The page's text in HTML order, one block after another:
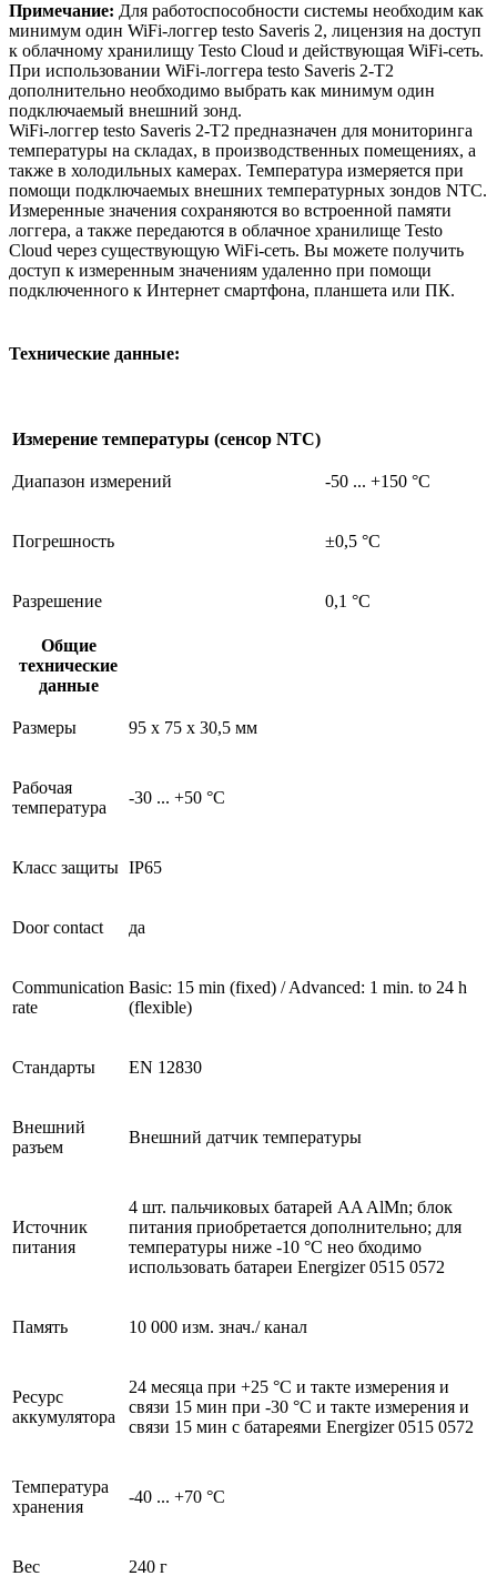
Примечание: Для работоспособности системы необходим как
минимум один WiFi-логгер testo Saveris 2, лицензия на доступ
к облачному хранилищу Testo Cloud и действующая WiFi-сеть.
При использовании WiFi-логгера testo Saveris 2-Т2
дополнительно необходимо выбрать как минимум один
подключаемый внешний зонд.
WiFi-логгер testo Saveris 2-T2 предназначен для мониторинга
температуры на складах, в производственных помещениях, а
также в холодильных камерах. Температура измеряется при
помощи подключаемых внешних температурных зондов NTC.
Измеренные значения сохраняются во встроенной памяти
логгера, а также передаются в облачное хранилище Testo
Cloud через существующую WiFi-сеть. Вы можете получить
доступ к измеренным значениям удаленно при помощи
подключенного к Интернет смартфона, планшета или ПК.
Технические данные:
Измерение температуры (сенсор NTC)
Диапазон измерений -50 ... +150 °C
Погрешность ±0,5 °C
Разрешение 0,1 °C
Общие
технические
данные
Размеры 95 x 75 x 30,5 мм
Рабочая
температура
-30 ... +50 °C
Класс защиты IP65
Door contact да
Communication
rate
Basic: 15 min (fixed) / Advanced: 1 min. to 24 h
(flexible)
Стандарты EN 12830
Внешний
разъем
Внешний датчик температуры
Источник
питания
4 шт. пальчиковых батарей AA AlMn; блок
питания приобретается дополнительно; для
температуры ниже -10 °C нео бходимо
использовать батареи Energizer 0515 0572
Память 10 000 изм. знач./ канал
Ресурс
аккумулятора
24 месяца при +25 °C и такте измерения и
связи 15 мин при -30 °C и такте измерения и
связи 15 мин с батареями Energizer 0515 0572
Температура
хранения
-40 ... +70 °C
Вес 240 г